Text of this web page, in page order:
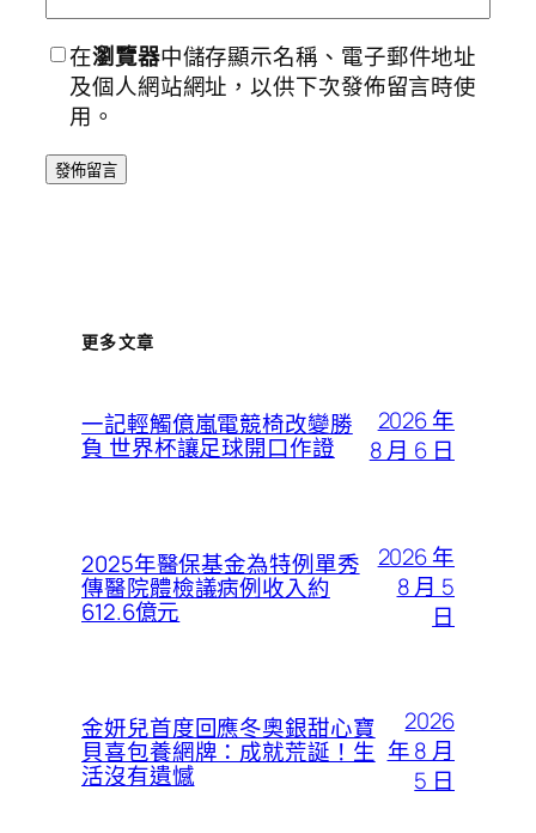
在瀏覽器中儲存顯示名稱、電子郵件地址
及個人網站網址，以供下次發佈留言時使
用。
更多文章
一記輕觸億嵐電競椅改變勝
負 世界杯讓足球開口作證
2026 年
8 月 6 日
2025年醫保基金為特例單秀
傳醫院體檢議病例收入約
612.6億元
2026 年
8 月 5
日
金妍兒首度回應冬奧銀甜心寶
貝喜包養網牌：成就荒誕！生
活沒有遺憾
2026
年 8 月
5 日